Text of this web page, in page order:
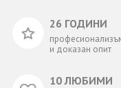
26 ГОДИНИ
и доказан опит
10 ЛЮБИМИ